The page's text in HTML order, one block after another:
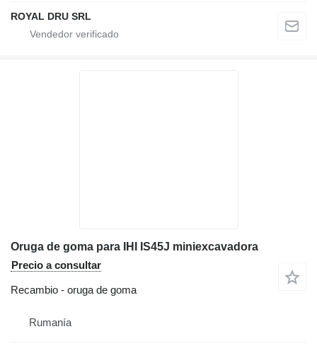
ROYAL DRU SRL
Oruga de goma para IHI IS45J miniexcavadora
Precio a consultar
Recambio - oruga de goma
Rumanía